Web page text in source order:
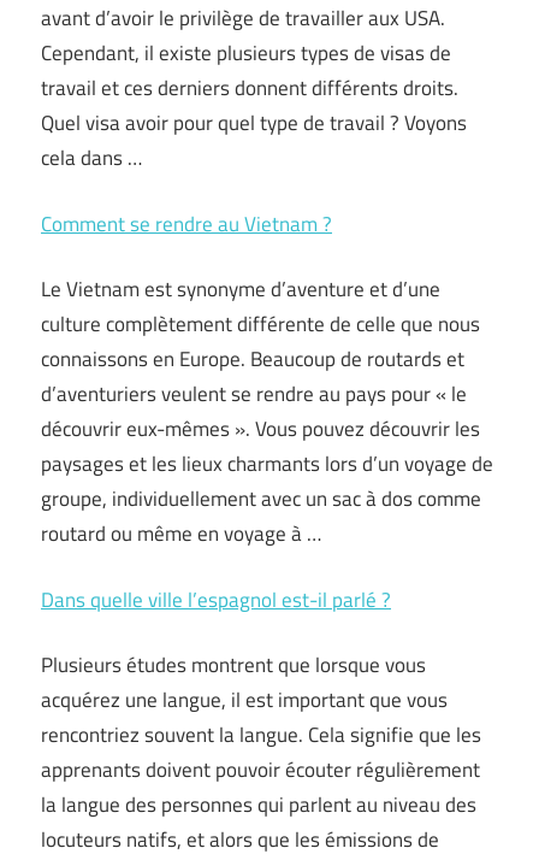
avant d’avoir le privilège de travailler aux USA.
Cependant, il existe plusieurs types de visas de
travail et ces derniers donnent différents droits.
Quel visa avoir pour quel type de travail ? Voyons
cela dans…
Comment se rendre au Vietnam ?
Le Vietnam est synonyme d’aventure et d’une
culture complètement différente de celle que nous
connaissons en Europe. Beaucoup de routards et
d’aventuriers veulent se rendre au pays pour « le
découvrir eux-mêmes ». Vous pouvez découvrir les
paysages et les lieux charmants lors d’un voyage de
groupe, individuellement avec un sac à dos comme
routard ou même en voyage à …
Dans quelle ville l’espagnol est-il parlé ?
Plusieurs études montrent que lorsque vous
acquérez une langue, il est important que vous
rencontriez souvent la langue. Cela signifie que les
apprenants doivent pouvoir écouter régulièrement
la langue des personnes qui parlent au niveau des
locuteurs natifs, et alors que les émissions de